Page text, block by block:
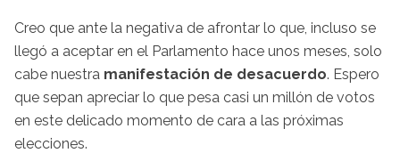
Creo que ante la negativa de afrontar lo que, incluso se
llegó a aceptar en el Parlamento hace unos meses, solo
cabe nuestra manifestación de desacuerdo. Espero
que sepan apreciar lo que pesa casi un millón de votos
en este delicado momento de cara a las próximas
elecciones.